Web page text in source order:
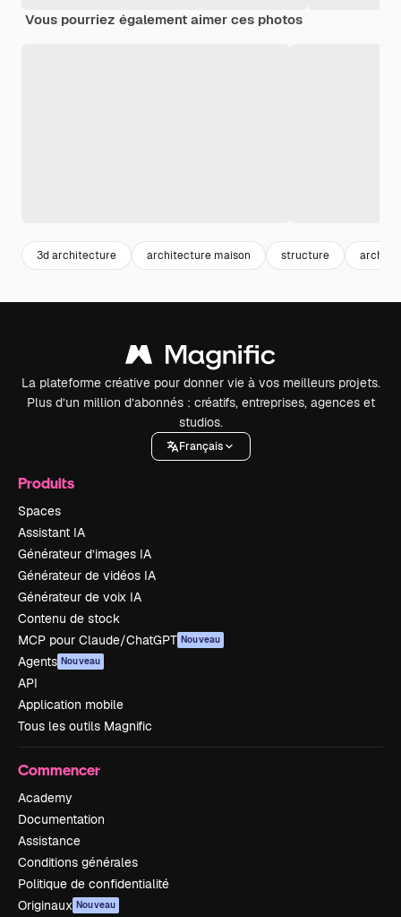
Vous pourriez également aimer ces photos
3d architecture architecture maison structure
La plateforme créative pour donner vie à vos meilleurs projets.
Plus d’un million d’abonnés : créatifs, entreprises, agences et
studios.
Français
Produits
Spaces
Assistant IA
Générateur d’images IA
Générateur de vidéos IA
Générateur de voix IA
Contenu de stock
MCP pour Claude/ChatGPT Nouveau
Agents Nouveau
API
Application mobile
Tous les outils Magnific
Commencer
Academy
Documentation
Assistance
Conditions générales
Politique de confidentialité
Originaux Nouveau